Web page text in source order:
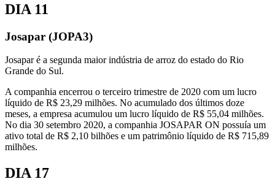
DIA 11
Josapar (JOPA3)
Josapar é a segunda maior indústria de arroz do estado do Rio
Grande do Sul.
A companhia encerrou o terceiro trimestre de 2020 com um lucro
líquido de R$ 23,29 milhões. No acumulado dos últimos doze
meses, a empresa acumulou um lucro líquido de R$ 55,04 milhões.
No dia 30 setembro 2020, a companhia JOSAPAR ON possuía um
ativo total de R$ 2,10 bilhões e um patrimônio líquido de R$ 715,89
milhões.
DIA 17